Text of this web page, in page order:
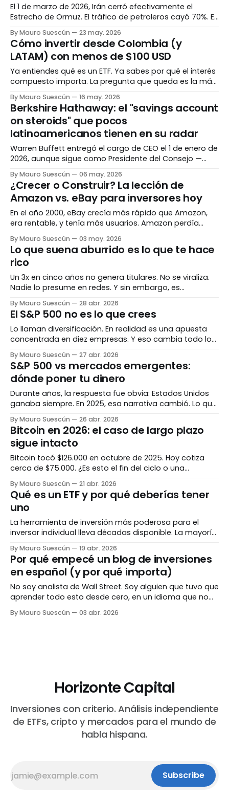
El 1 de marzo de 2026, Irán cerró efectivamente el
Estrecho de Ormuz. El tráfico de petroleros cayó 70%. El
precio del Brent subió 10% en un día. Si tenías petróleo,
energía o shipping en tu portafolio, lo sentiste. Si no,
también — pero sin saberlo. El mundo tiene cuellos de
By Mauro Suescún 23 may. 2026
Cómo invertir desde Colombia (y
LATAM) con menos de $100 USD
Ya entiendes qué es un ETF. Ya sabes por qué el interés
compuesto importa. La pregunta que queda es la más
práctica de todas: ¿cómo lo hago realmente desde
acá? El obstáculo que nadie explica bien La mayoría
del contenido sobre inversiones en internet asume que
vives en Estados Unidos.
By Mauro Suescún 16 may. 2026
Berkshire Hathaway: el "savings account
on steroids" que pocos
latinoamericanos tienen en su radar
Warren Buffett entregó el cargo de CEO el 1 de enero de
2026, aunque sigue como Presidente del Consejo —
vigilando el barco desde la distancia. La empresa que
construyó durante 60 años acaba de reportar $397 mil
millones en efectivo bajo su sucesor. Esto es lo que
necesitas saber antes
By Mauro Suescún 06 may. 2026
¿Crecer o Construir? La lección de
Amazon vs. eBay para inversores hoy
En el año 2000, eBay crecía más rápido que Amazon,
era rentable, y tenía más usuarios. Amazon perdía
cientos de millones de dólares. Veinticinco años
después, una de esas empresas vale más de dos
billones de dólares. La otra es una fracción de lo que
fue. El crecimiento no es
By Mauro Suescún 03 may. 2026
Lo que suena aburrido es lo que te hace
rico
Un 3x en cinco años no genera titulares. No se viraliza.
Nadie lo presume en redes. Y sin embargo, es
exactamente el tipo de retorno que construye
patrimonio real. El problema con "10x o nada" Las redes
financieras están llenas de proyecciones heroicas.
Acciones que van a multiplicarse
By Mauro Suescún 28 abr. 2026
El S&P 500 no es lo que crees
Lo llaman diversificación. En realidad es una apuesta
concentrada en diez empresas. Y eso cambia todo lo
que creías saber sobre invertir de forma "segura". El
benchmark que define todo Si llevas tiempo leyendo
sobre inversiones, ya internalizaste la frase: "¿le
ganaste al S&P 500?
By Mauro Suescún 27 abr. 2026
S&P 500 vs mercados emergentes:
dónde poner tu dinero
Durante años, la respuesta fue obvia: Estados Unidos
ganaba siempre. En 2025, esa narrativa cambió. Lo que
necesitas saber antes de decidir dónde va tu dinero. La
década del S&P 500 Entre 2010 y 2024, el S&P 500 fue
implacable. Dos años excepcionales lo confirmaron:
subió
By Mauro Suescún 26 abr. 2026
Bitcoin en 2026: el caso de largo plazo
sigue intacto
Bitcoin tocó $126.000 en octubre de 2025. Hoy cotiza
cerca de $75.000. ¿Es esto el fin del ciclo o una
corrección dentro de una tendencia mayor? Análisis sin
hype. El contexto: de dónde venimos En octubre de
2025, Bitcoin alcanzó su máximo histórico de $126.000.
Cuatro meses
By Mauro Suescún 21 abr. 2026
Qué es un ETF y por qué deberías tener
uno
La herramienta de inversión más poderosa para el
inversor individual lleva décadas disponible. La mayoría
en América Latina todavía no la usa. El problema con
invertir "a la antigua" Durante décadas, la forma de
invertir en bolsa era comprar acciones individuales.
Elegías una empresa — Apple, Bancolombia, Ecopetrol
— comprabas
By Mauro Suescún 19 abr. 2026
Por qué empecé un blog de inversiones
en español (y por qué importa)
No soy analista de Wall Street. Soy alguien que tuvo que
aprender todo esto desde cero, en un idioma que no
era el que usaban los mejores recursos. Este es el blog
que me hubiera gustado encontrar. El problema Si
By Mauro Suescún 03 abr. 2026
Horizonte Capital
Inversiones con criterio. Análisis independiente
de ETFs, cripto y mercados para el mundo de
habla hispana.
Subscribe